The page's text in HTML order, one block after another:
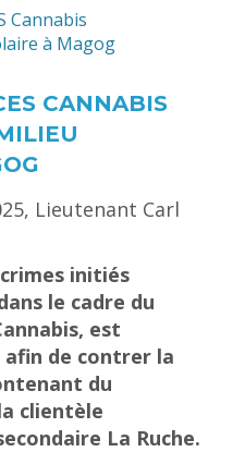
CANNABIS
Lieutenant Carl
crimes initiés
le cadre du
est
de contrer la
du
clientèle
La Ruche.